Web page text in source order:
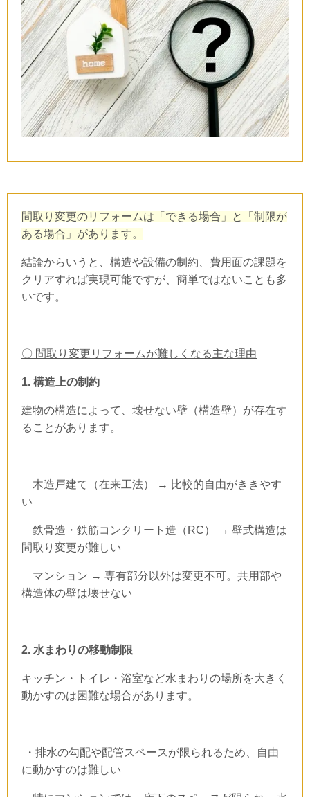
間取り変更のリフォームは「できる場合」と「制限が
ある場合」があります。
結論からいうと、構造や設備の制約、費用面の課題を
クリアすれば実現可能ですが、簡単ではないことも多
いです。
〇 間取り変更リフォームが難しくなる主な理由
1. 構造上の制約
建物の構造によって、壊せない壁（構造壁）が存在す
ることがあります。
木造戸建て（在来工法） → 比較的自由がききやす
い
鉄骨造・鉄筋コンクリート造（ RC） → 壁式構造は
間取り変更が難しい
マンション → 専有部分以外は変更不可。共用部や
構造体の壁は壊せない
2. 水まわりの移動制限
キッチン・トイレ・浴室など水まわりの場所を大きく
動かすのは困難な場合があります。
・排水の勾配や配管スペースが限られるため、自由
に動かすのは難しい